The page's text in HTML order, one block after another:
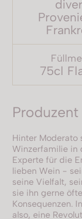
75cl
Produzent
Hinter Moderato
Winzerfamilie in
Experte für die
lieben Wein -
seine Vielfalt,
sie ihn gerne
Konsequenzen.
also, eine